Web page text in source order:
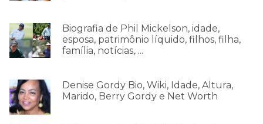
Biografia de Phil Mickelson, idade,
esposa, patrimônio líquido, filhos, filha,
família, notícias,….
Denise Gordy Bio, Wiki, Idade, Altura,
Marido, Berry Gordy e Net Worth